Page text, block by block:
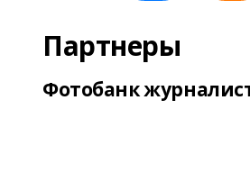
Партнеры
Фотобанк